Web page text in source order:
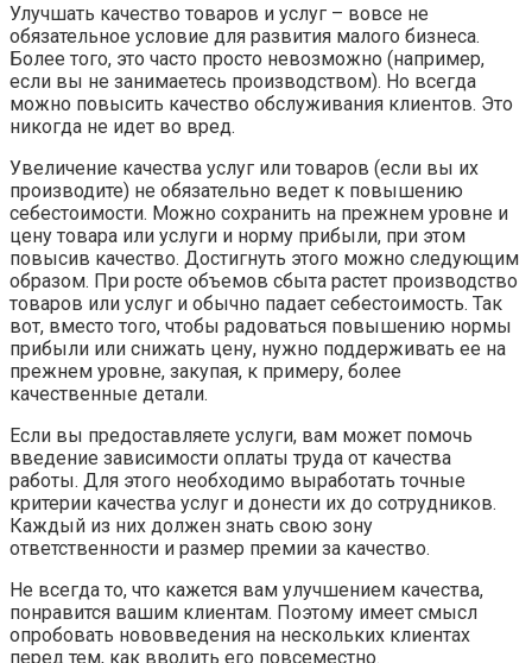
Улучшать качество товаров и услуг – вовсе не
обязательное условие для развития малого бизнеса.
Более того, это часто просто невозможно (например,
если вы не занимаетесь производством). Но всегда
можно повысить качество обслуживания клиентов. Это
никогда не идет во вред.
Увеличение качества услуг или товаров (если вы их
производите) не обязательно ведет к повышению
себестоимости. Можно сохранить на прежнем уровне и
цену товара или услуги и норму прибыли, при этом
повысив качество. Достигнуть этого можно следующим
образом. При росте объемов сбыта растет производство
товаров или услуг и обычно падает себестоимость. Так
вот, вместо того, чтобы радоваться повышению нормы
прибыли или снижать цену, нужно поддерживать ее на
прежнем уровне, закупая, к примеру, более
качественные детали.
Если вы предоставляете услуги, вам может помочь
введение зависимости оплаты труда от качества
работы. Для этого необходимо выработать точные
критерии качества услуг и донести их до сотрудников.
Каждый из них должен знать свою зону
ответственности и размер премии за качество.
Не всегда то, что кажется вам улучшением качества,
понравится вашим клиентам. Поэтому имеет смысл
опробовать нововведения на нескольких клиентах
перед тем, как вводить его повсеместно.